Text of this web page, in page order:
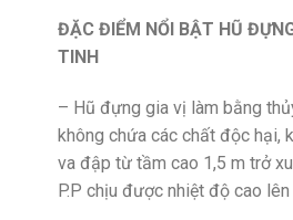
ĐẶC ĐIỂM NỔI BẬT HŨ
TINH
– Hũ đựng gia vị làm bằng
không chứa các chất độc hại,
va đập từ tầm cao 1,5 m trở
P.P chịu được nhiệt độ cao